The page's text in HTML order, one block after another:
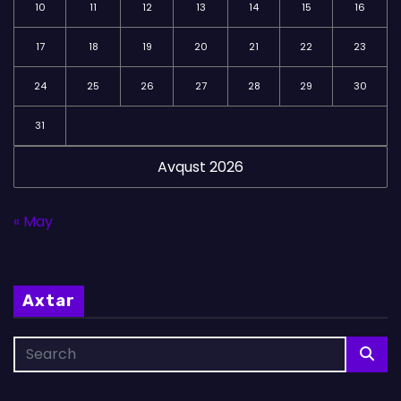
Avqust 2026
10 11 12 13 14 15 16
17 18 19 20 21 22 23
24 25 26 27 28 29 30
31
« May
Axtar